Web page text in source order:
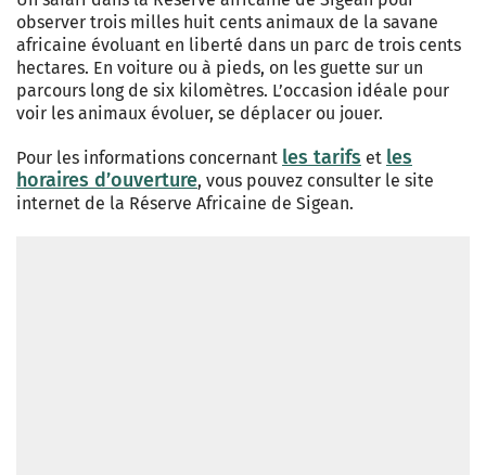
observer trois milles huit cents animaux de la savane
africaine évoluant en liberté dans un parc de trois cents
hectares. En voiture ou à pieds, on les guette sur un
parcours long de six kilomètres. L’occasion idéale pour
voir les animaux évoluer, se déplacer ou jouer.
Pour les informations concernant les tarifs et les
horaires d’ouverture, vous pouvez consulter le site
internet de la Réserve Africaine de Sigean.